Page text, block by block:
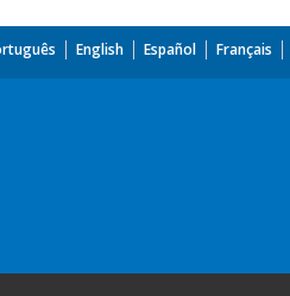
English Español Français